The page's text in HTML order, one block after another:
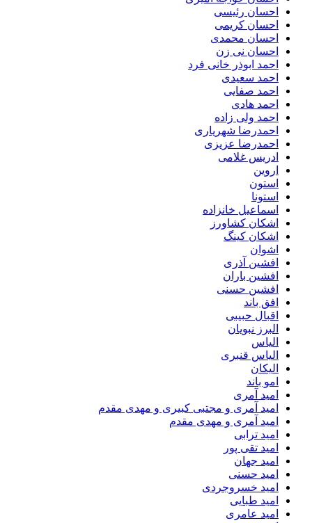
احسان رئیسی
احسان کریمی
احسان محمدی
احسان نی زن
احمد ابوذر خانی فرد
احمد سعیدی
احمد صفایی
احمد هادی
احمد ولی زاده
احمدرضا شهریاری
احمدرضا عزیزی
ادریس غلامی
اروین
استون
استونا
اسماعیل خانزاده
اشکان کشاورز
اشکان کینگ
اشوان
افشین آذری
افشین باران
افشین حسنی
افق باند
اقبال حبیبی
البرز نبویان
الیاس
الیاس قنبرى
الیکان
امو باند
امید آمری
امید آمری و مجتبی کبیری و مهدى مقدم
امید آمری و مهدی مقدم
امید ترابی
امید تقی پور
امید جهان
امید حسنی
امید خسروجردی
امید طبایی
امید عامری